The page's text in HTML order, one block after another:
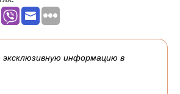
информацию в